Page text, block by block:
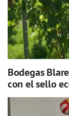
Bodegas
con el sello